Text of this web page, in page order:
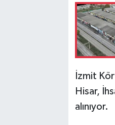
İzmit
Hisar,
alınıyor.